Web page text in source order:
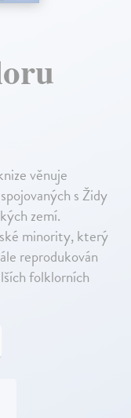
věnuje
s Židy
zemí.
minority, který
reprodukován
folklorních